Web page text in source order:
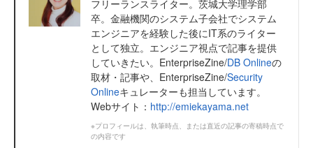
フリーランスライター。茨城大学理学部
卒。金融機関のシステム子会社でシステム
エンジニアを経験した後にIT系のライター
として独立。エンジニア視点で記事を提供
していきたい。EnterpriseZine/DB Onlineの
取材・記事や、EnterpriseZine/Security
Onlineキュレーターも担当しています。
Webサイト： http://emiekayama.net
※プロフィールは、執筆時点、または直近の記事の寄稿時点で
の内容です